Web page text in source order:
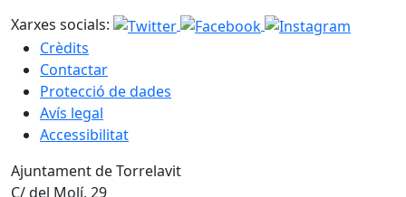
Xarxes socials:
Crèdits
Contactar
Protecció de dades
Avís legal
Accessibilitat
Ajuntament de Torrelavit
C/ del Molí, 29